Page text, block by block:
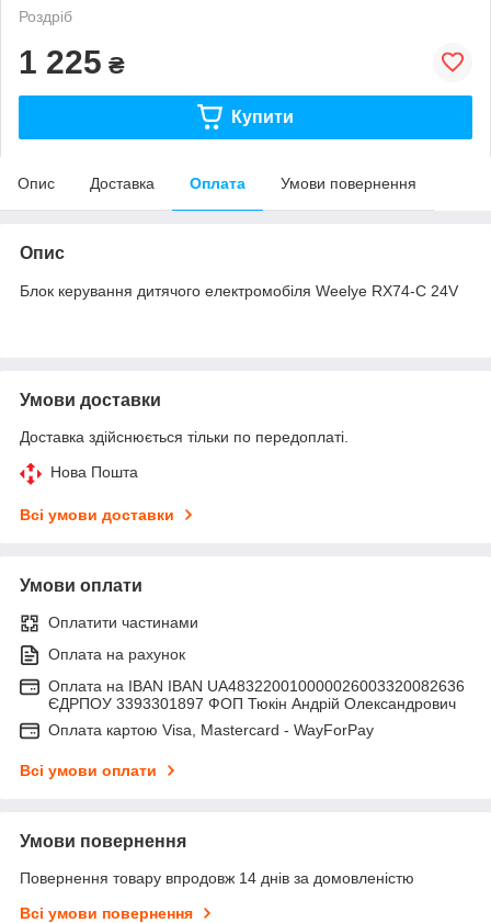
Роздріб
1 225 ₴
Купити
Опис Доставка Оплата Умови повернення
Опис
Блок керування дитячого електромобіля Weelye RX74-C 24V
Умови доставки
Доставка здійснюється тільки по передоплаті.
Нова Пошта
Всі умови доставки
Умови оплати
Оплатити частинами
Оплата на рахунок
Оплата на IBAN IBAN UA483220010000026003320082636
ЄДРПОУ 3393301897 ФОП Тюкін Андрій Олександрович
Оплата картою Visa, Mastercard - WayForPay
Всі умови оплати
Умови повернення
Повернення товару впродовж 14 днів за домовленістю
Всі умови повернення